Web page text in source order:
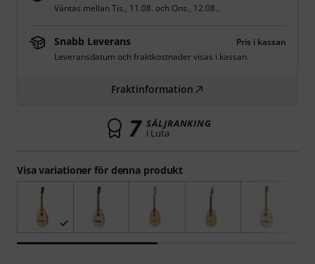
Visa variationer för denna produkt
Väntas mellanTis., 11.08. och Ons., 12.08..
Snabb Leverans
Pris i kassan
Leveransdatum och fraktkostnader visas i kassan.
Fraktinformation
7 SÄLJRANKING
i Luta